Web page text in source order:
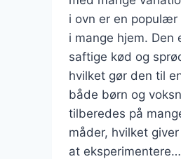
i ovn er en
i mange hjem. Den
saftige kød og
hvilket gør den til
både børn og
tilberedes på
måder, hvilket
at eksperimentere…